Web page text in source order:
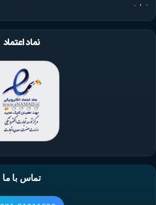
نماید.
نماد اعتماد
تماس با ما